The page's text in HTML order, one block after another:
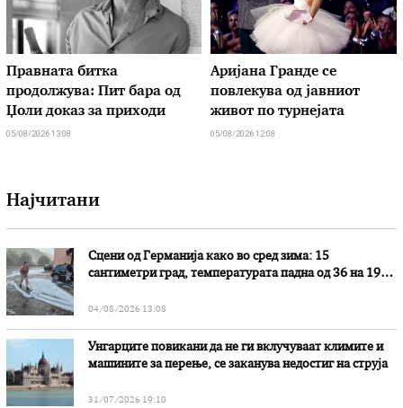
Правната битка
продолжува: Пит бара од
Џоли доказ за приходи
05/08/2026 13:08
Аријана Гранде се
повлекува од јавниот
живот по турнејата
05/08/2026 12:08
Најчитани
Сцени од Германија како во сред зима: 15
сантиметри град, температурата падна од 36 на 19
04/08/2026 13:08
Унгарците повикани да не ги вклучуваат климите и
машините за перење, се заканува недостиг на струја
31/07/2026 19:10